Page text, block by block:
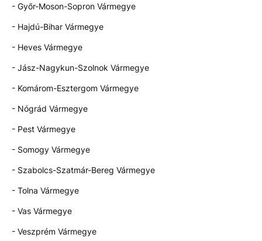
- Győr-Moson-Sopron Vármegye
- Hajdú-Bihar Vármegye
- Heves Vármegye
- Jász-Nagykun-Szolnok Vármegye
- Komárom-Esztergom Vármegye
- Nógrád Vármegye
- Pest Vármegye
- Somogy Vármegye
- Szabolcs-Szatmár-Bereg Vármegye
- Tolna Vármegye
- Vas Vármegye
- Veszprém Vármegye